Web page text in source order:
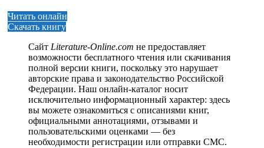
Читать онлайн
Скачать книгу
Сайт Literature-Online.com не предоставляет
возможности бесплатного чтения или скачивания
полной версии книги, поскольку это нарушает
авторские права и законодательство Российской
Федерации. Наш онлайн-каталог носит
исключительно информационный характер: здесь
вы можете ознакомиться с описаниями книг,
официальными аннотациями, отзывами и
пользовательскими оценками — без
необходимости регистрации или отправки СМС.